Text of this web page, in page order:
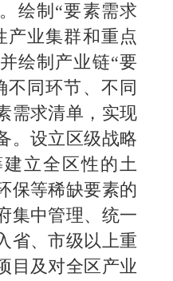
绘制“要素需求
产业集群和重点
绘制产业链“要
不同环节、不同
需求清单，实现
。设立区级战略
立全区性的土
保等稀缺要素的
集中管理、统一
省、市级以上重
目及对全区产业